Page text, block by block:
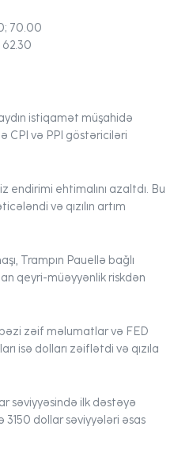
70.00
istiqamət müşahidə
CPI və PPI göstəriciləri
endirimi ehtimalını azaltdı. Bu
və qızılın artım
Trampın Pauellə bağlı
qeyri-müəyyənlik riskdən
zəif məlumatlar və FED
isə dolları zəiflətdi və qızıla
səviyyəsində ilk dəstəyə
3150 dollar səviyyələri əsas